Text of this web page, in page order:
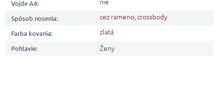
Vojde A4:
Spôsob nosenia: cez rameno,crossbody
Farba kovania: zlatá
Pohlavie: Ženy